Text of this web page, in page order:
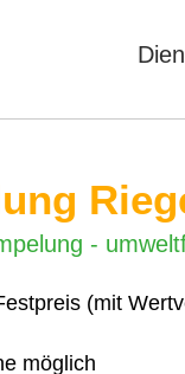
-
(mit
möglich